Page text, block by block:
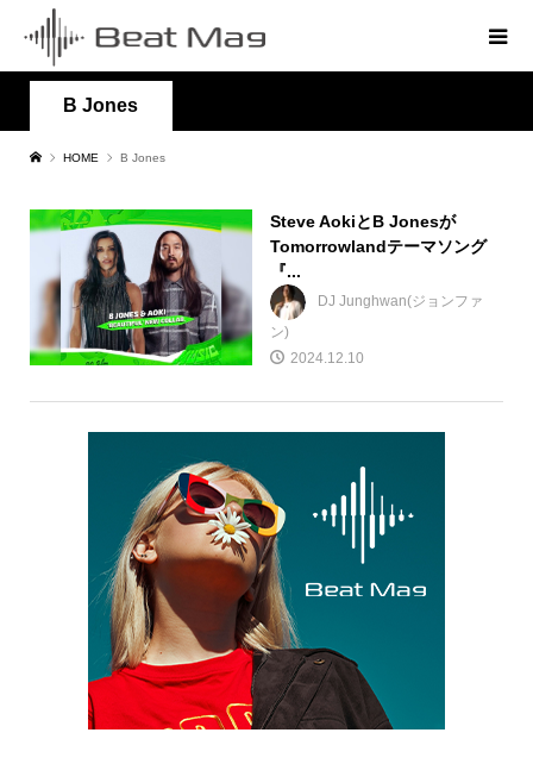
B Jones
HOME B Jones
Steve AokiとB Jonesが
Tomorrowlandテーマソング
『...
DJ Junghwan(ジョンファ
ン)
2024.12.10